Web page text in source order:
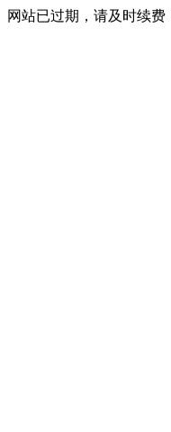
网站已过期，请及时续费